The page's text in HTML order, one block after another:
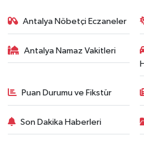
Antalya Nöbetçi Eczaneler
Antalya Namaz Vakitleri
Puan Durumu ve Fikstür
Son Dakika Haberleri